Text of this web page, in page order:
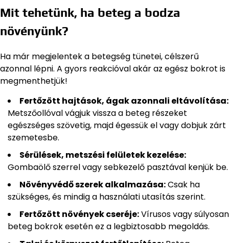
Mit tehetünk, ha beteg a bodza
növényünk?
Ha már megjelentek a betegség tünetei, célszerű
azonnal lépni. A gyors reakcióval akár az egész bokrot is
megmenthetjük!
Fertőzött hajtások, ágak azonnali eltávolítása:
Metszőollóval vágjuk vissza a beteg részeket
egészséges szövetig, majd égessük el vagy dobjuk zárt
szemetesbe.
Sérülések, metszési felületek kezelése:
Gombaölő szerrel vagy sebkezelő pasztával kenjük be.
Növényvédő szerek alkalmazása:Csak ha
szükséges, és mindig a használati utasítás szerint.
Fertőzött növények cseréje:Vírusos vagy súlyosan
beteg bokrok esetén ez a legbiztosabb megoldás.